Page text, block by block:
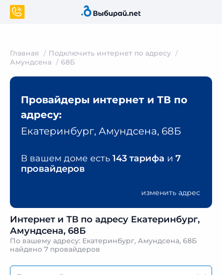
Главная
Подключить интернет по адресу
Амундсена
68Б
изменить адрес
Провайдеры интернет и ТВ по
адресу:
Екатеринбург, Амундсена, 68Б
В вашем доме есть 143 тарифа и 7
провайдеров
Интернет и ТВ по адресу Екатеринбург,
Амундсена, 68Б
По вашему адресу: Екатеринбург, Амундсена, 68Б
найдено 7 провайдеров